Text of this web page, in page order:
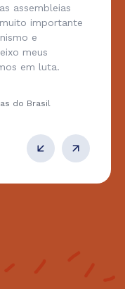
assembleias
importante
e
meus
em luta.
do Brasil